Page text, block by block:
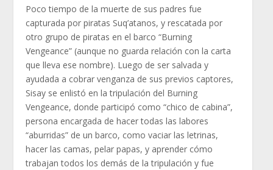
Poco tiempo de la muerte de sus padres fue
capturada por piratas Suq’atanos, y rescatada por
otro grupo de piratas en el barco “Burning
Vengeance” (aunque no guarda relación con la carta
que lleva ese nombre). Luego de ser salvada y
ayudada a cobrar venganza de sus previos captores,
Sisay se enlistó en la tripulación del Burning
Vengeance, donde participó como “chico de cabina”,
persona encargada de hacer todas las labores
“aburridas” de un barco, como vaciar las letrinas,
hacer las camas, pelar papas, y aprender cómo
trabajan todos los demás de la tripulación y fue